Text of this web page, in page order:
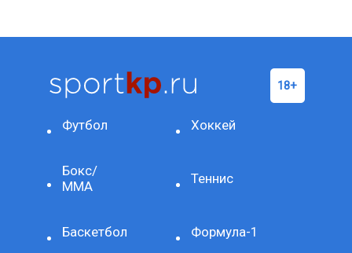
Футбол Хоккей
Бокс/
ММА
Теннис
Баскетбол Формула-1